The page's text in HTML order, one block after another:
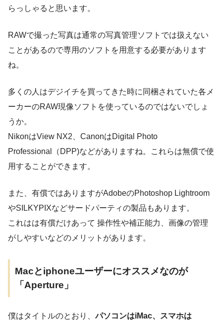
らっしゃると思います。
RAWで撮った写真は通常の写真管理ソフトでは扱えない
ことがあるので専用のソフトを用意する必要があります
ね。
多くの人はデジイチを買ってきた時に同梱されていた各メ
ーカーのRAW現像ソフトを使っているのではないでしょ
うか。
NikonはView NX2、CanonはDigital Photo
Professional（DPP)などがありますね。これらは無償で使
用することができます。
また、有償ではありますがAdobeのPhotoshop Lightroom
やSILKYPIXなどサードパーティの製品もあります。
これはは有償だけあって 操作性や補正能力、画像の管理
がしやすいなどのメリットがあります。
Macとiphoneユーザーにオススメなのが
「Aperture」
僕はタイトルのとおり、パソコンはiMac、スマホは